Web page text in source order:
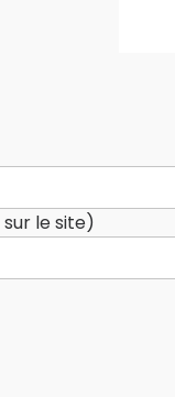
le site)